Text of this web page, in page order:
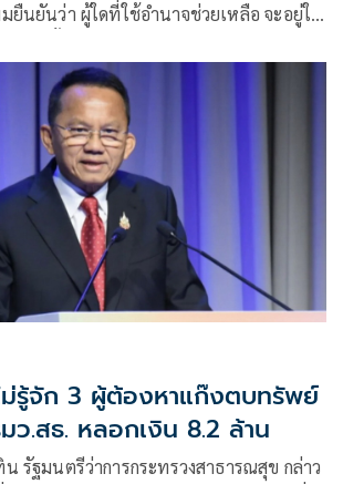
ยืนยันว่า ผู้ใดที่ใช้อำนาจช่วยเหลือ จะอยู่ใน
รู้จัก 3 ผู้ต้องหาแก๊งตบทรัพย์
ว.สธ. หลอกเงิน 8.2 ล้าน
รัฐมนตรีว่าการกระทรวงสาธารณสุข กล่าว